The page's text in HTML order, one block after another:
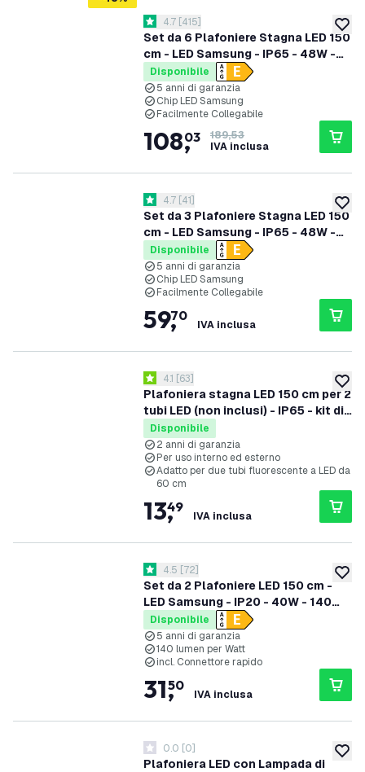
Set da 6 Plafoniere Stagna LED 150
cm - LED Samsung - IP65 - 48W -
130 lm/W - 6500K - Collegabili -
garanzia 5 anni
apri il cassetto delle recensioni
4.7 stelle di valutazione
4.7 [415]
Disponibile
5 anni di garanzia
Chip LED Samsung
Facilmente Collegabile
108,
03
189,53
IVA inclusa
Set da 3 Plafoniere Stagna LED 150
cm - LED Samsung - IP65 - 48W -
130 lm/W - 4000K - Collegabili -
garanzia 5 anni
apri il cassetto delle recensioni
4.7 stelle di valutazione
4.7 [41]
Disponibile
5 anni di garanzia
Chip LED Samsung
Facilmente Collegabile
59,
70
IVA inclusa
Plafoniera stagna LED 150 cm per 2
tubi LED (non inclusi) - IP65 - kit di
fissaggio in acciaio inox incluso
apri il cassetto delle recensioni
4.1 stelle di valutazione
4.1 [63]
Disponibile
2 anni di garanzia
Per uso interno ed esterno
Adatto per due tubi fluorescente a LED da
60 cm
13,
49
IVA inclusa
Set da 2 Plafoniere LED 150 cm -
LED Samsung - IP20 - 40W - 140
lm/W - 6500K - 5 anni di garanzia
apri il cassetto delle recensioni
4.5 stelle di valutazione
4.5 [72]
Disponibile
5 anni di garanzia
140 lumen per Watt
incl. Connettore rapido
31,
50
IVA inclusa
Plafoniera LED con Lampada di
0 stelle di valutazione
0.0 [0]